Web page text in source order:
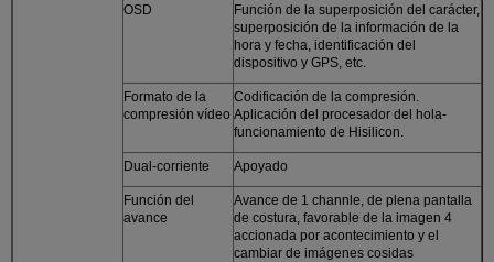
OSD
Función de la superposición del carácter,
superposición de la información de la
hora y fecha, identificación del
dispositivo y GPS, etc.
Formato de la
compresión vídeo
Codificación de la compresión.
Aplicación del procesador del hola-
funcionamiento de Hisilicon.
Dual-corriente Apoyado
Función del
avance
Avance de 1 channle, de plena pantalla
de costura, favorable de la imagen 4
accionada por acontecimiento y el
cambiar de imágenes cosidas